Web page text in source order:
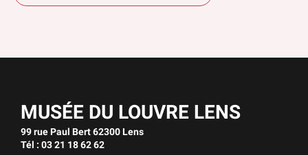
MUSÉE DU LOUVRE LENS
99 rue Paul Bert 62300 Lens
Tél : 03 21 18 62 62